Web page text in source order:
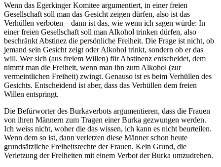
Wenn das Egerkinger Komitee argumentiert, in einer freien
Gesellschaft soll man das Gesicht zeigen dürfen, also ist das
Verhüllen verboten – dann ist das, wie wenn ich sagen würde: In
einer freien Gesellschaft soll man Alkohol trinken dürfen, also
beschränkt Abstinez die persönliche Freiheit. Die Frage ist nicht, ob
jemand sein Gesicht zeigt oder Alkohol trinkt, sondern ob er das
will. Wer sich (aus freiem Willen) für Abstinenz entscheidet, dem
nimmt man die Freiheit, wenn man ihn zum Alkohol (zur
vermeintlichen Freiheit) zwingt. Genauso ist es beim Verhüllen des
Gesichts. Entscheidend ist aber, dass das Verhüllen dem freien
Willen entspringt.
Die Befürworter des Burkaverbots argumentieren, dass die Frauen
von ihren Männern zum Tragen einer Burka gezwungen werden.
Ich weiss nicht, woher die das wissen, ich kann es nicht beurteilen.
Wenn dem so ist, dann verletzen diese Männer schon heute
grundsätzliche Freiheitsrechte der Frauen. Kein Grund, die
Verletzung der Freiheiten mit einem Verbot der Burka umzudrehen.